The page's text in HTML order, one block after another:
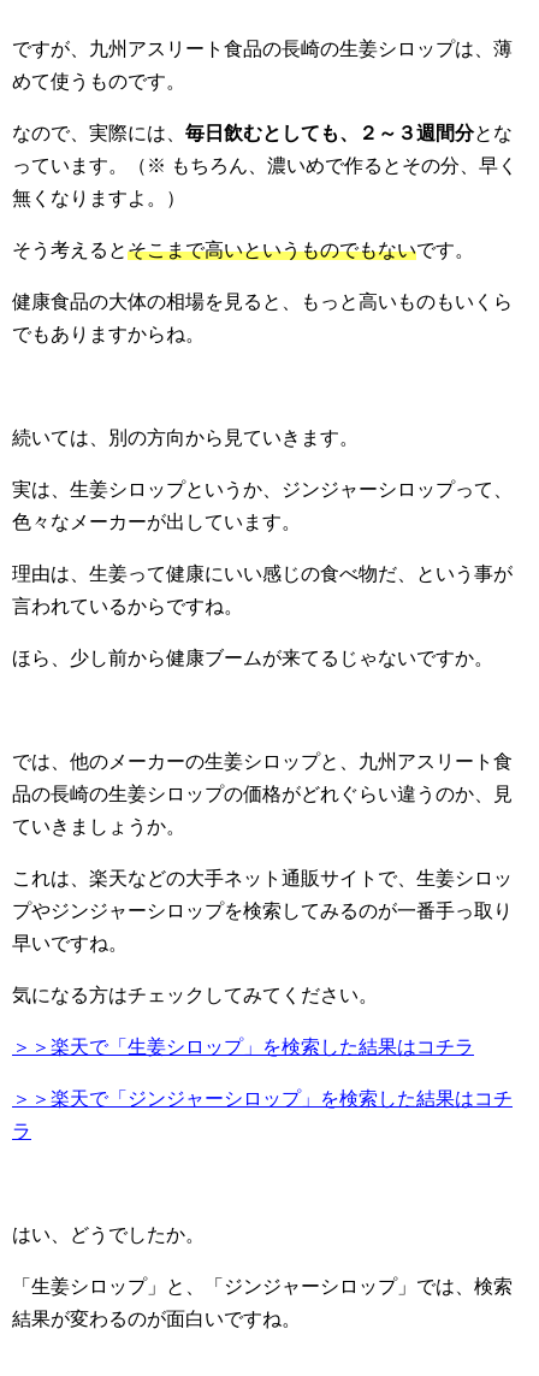
ですが、九州アスリート食品の長崎の生姜シロップは、薄
めて使うものです。
なので、実際には、 毎日飲むとしても、２～３週間分とな
っています。（※ もちろん、濃いめで作るとその分、早く
無くなりますよ。）
そう考えるとそこまで高いというものでもないです。
健康食品の大体の相場を見ると、もっと高いものもいくら
でもありますからね。
続いては、別の方向から見ていきます。
実は、生姜シロップというか、ジンジャーシロップって、
色々なメーカーが出しています。
理由は、生姜って健康にいい感じの食べ物だ、という事が
言われているからですね。
ほら、少し前から健康ブームが来てるじゃないですか。
では、他のメーカーの生姜シロップと、九州アスリート食
品の長崎の生姜シロップの価格がどれぐらい違うのか、見
ていきましょうか。
これは、楽天などの大手ネット通販サイトで、生姜シロッ
プやジンジャーシロップを検索してみるのが一番手っ取り
早いですね。
気になる方はチェックしてみてください。
＞＞楽天で「生姜シロップ」を検索した結果はコチラ
＞＞楽天で「ジンジャーシロップ」を検索した結果はコチ
ラ
はい、どうでしたか。
「生姜シロップ」と、「ジンジャーシロップ」では、検索
結果が変わるのが面白いですね。